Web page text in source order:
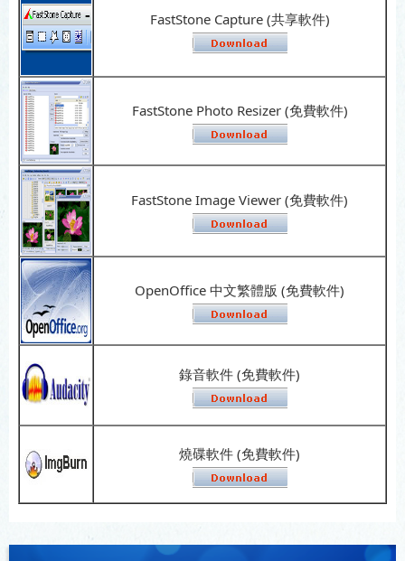
FastStone Capture (共享軟件)
FastStone Photo Resizer (免費軟件)
FastStone Image Viewer (免費軟件)
OpenOffice 中文繁體版 (免費軟件)
錄音軟件 (免費軟件)
燒碟軟件 (免費軟件)